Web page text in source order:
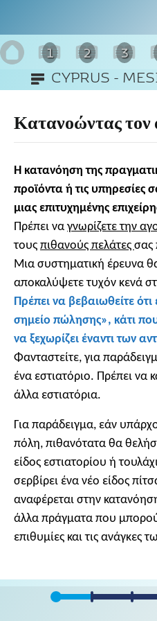
1 2 3
CYPRUS -
Κατανοώντας τον
Η κατανόηση της
προϊόντα ή τις υπηρεσίες
μιας επιτυχημένης
Πρέπει να γνωρίζετε την
τους πιθανούς πελάτες σας
Μια συστηματική έρευνα
αποκαλύψετε τυχόν κενά
Πρέπει να βεβαιωθείτε
σημείο πώλησης», κάτι
να ξεχωρίζει έναντι των
Φανταστείτε, για
ένα εστιατόριο. Πρέπει να
άλλα εστιατόρια.
Για παράδειγμα, εάν
πόλη, πιθανότατα θα
είδος εστιατορίου ή
σερβίρει ένα νέο είδος
αναφέρεται στην
άλλα πράγματα που
επιθυμίες και τις ανάγκες